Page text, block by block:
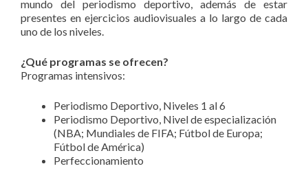
mundo del periodismo deportivo, además de estar
presentes en ejercicios audiovisuales a lo largo de cada
uno de los niveles.
¿Qué programas se ofrecen?
Programas intensivos:
Periodismo Deportivo, Niveles 1 al 6
Periodismo Deportivo, Nivel de especialización
(NBA; Mundiales de FIFA; Fútbol de Europa;
Fútbol de América)
Perfeccionamiento